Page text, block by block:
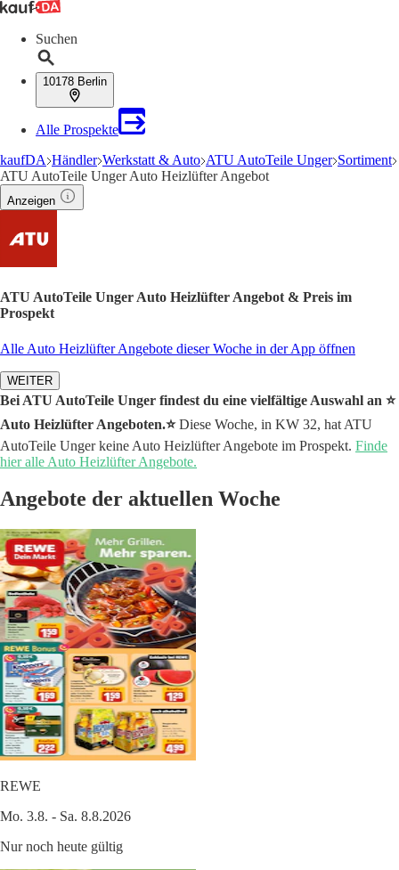
Suchen
10178 Berlin
Alle Prospekte
kaufDA Händler Werkstatt & Auto ATU AutoTeile Unger Sortiment
ATU AutoTeile Unger Auto Heizlüfter Angebot
Anzeigen
ATU AutoTeile Unger Auto Heizlüfter Angebot & Preis im
Prospekt
Alle Auto Heizlüfter Angebote dieser Woche in der App öffnen
WEITER
Bei ATU AutoTeile Unger findest du eine vielfältige Auswahl an ⭐️
Auto Heizlüfter Angeboten.⭐️Diese Woche, in KW 32, hat ATU
AutoTeile Unger keine Auto Heizlüfter Angebote im Prospekt. Finde
hier alle Auto Heizlüfter Angebote.
Angebote der aktuellen Woche
REWE
Mo. 3.8. - Sa. 8.8.2026
Nur noch heute gültig